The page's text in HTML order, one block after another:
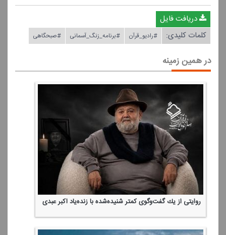
دریافت فایل
کلمات کلیدی:
#رادیو_قرآن #برنامه_زنگ_آسمانی #صبحگاهی
در همین زمینه
روایتی از یك گفت‌وگوی كمتر شنیده‌شده با زنده‌یاد اكبر عبدی